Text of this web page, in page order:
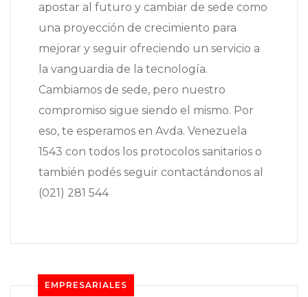
apostar al futuro y cambiar de sede como
una proyección de crecimiento para
mejorar y seguir ofreciendo un servicio a
la vanguardia de la tecnología.
Cambiamos de sede, pero nuestro
compromiso sigue siendo el mismo. Por
eso, te esperamos en Avda. Venezuela
1543 con todos los protocolos sanitarios o
también podés seguir contactándonos al
(021) 281 544
EMPRESARIALES